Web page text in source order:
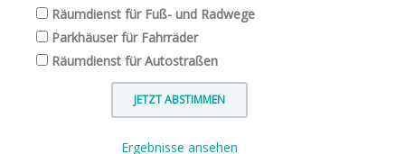
Räumdienst für Fuß- und Radwege
Parkhäuser für Fahrräder
Räumdienst für Autostraßen
Ergebnisse ansehen